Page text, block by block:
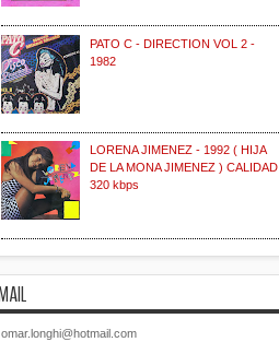
PATO C - DIRECTION VOL 2 -
1982
LORENA JIMENEZ - 1992 ( HIJA
DE LA MONA JIMENEZ ) CALIDAD
320 kbps
omar.longhi@hotmail.com